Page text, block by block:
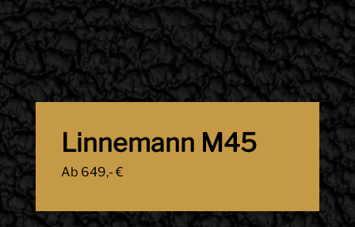
Linnemann M45
Ab 649,- €